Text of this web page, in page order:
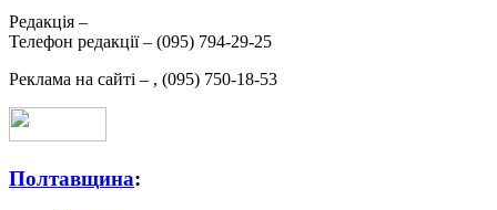
Редакція –
Телефон редакції – (095) 794-29-25
Реклама на сайті – , (095) 750-18-53
Полтавщина: